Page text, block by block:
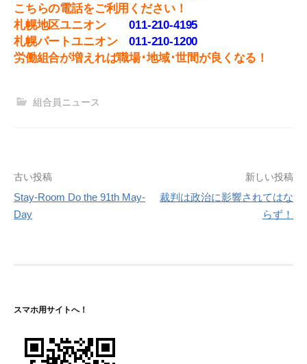
こちらの電話をご利用ください！
札幌地区ユニオン011-210-4195
札幌パートユニオン011‐210-1200
労働組合が増えれば職場･地域･世間が良くなる！
組合員ニュース
投
稿
ー
ョ
古い投稿
Stay-Room Do the 91th May-
Day
新しい投稿
裁判は政治に影響されてはな
らず！
スマホ用サイトへ！